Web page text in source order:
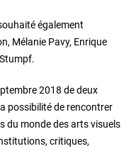
également
Mélanie Pavy, Enrique
2018 de deux
possibilité de rencontrer
du monde des arts visuels
critiques,